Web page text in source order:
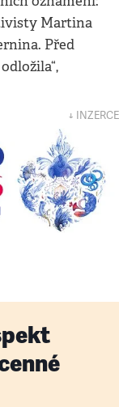
Martina
Před
↓ INZERCE